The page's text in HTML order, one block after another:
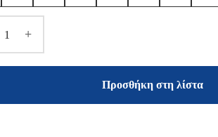
+
Προσθήκη στη λίστα